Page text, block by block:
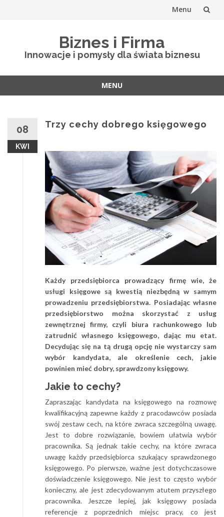
Menu
Biznes i Firma
Innowacje i pomysły dla świata biznesu
MENU
08
KWI
Trzy cechy dobrego księgowego
Każdy przedsiębiorca prowadzący firmę wie, że
usługi księgowe są kwestią niezbędną w samym
prowadzeniu przedsiębiorstwa. Posiadając własne
przedsiębiorstwo można skorzystać z usług
zewnętrznej firmy, czyli biura rachunkowego lub
zatrudnić własnego księgowego, dając mu etat.
Decydując się na tą drugą opcję nie wystarczy sam
wybór kandydata, ale określenie cech, jakie
powinien mieć dobry, sprawdzony księgowy.
Jakie to cechy?
Zapraszając kandydata na księgowego na rozmowę
kwalifikacyjną zapewne każdy z pracodawców posiada
swój zestaw cech, na które zwraca szczególną uwagę.
Jest to dobre rozwiązanie, bowiem ułatwia wybór
pracownika. Są jednak takie cechy, na które zwraca
uwagę każdy przedsiębiorca szukający sprawdzonego
księgowego. Po pierwsze, ważne jest dotychczasowe
doświadczenie księgowego. Nie jest to często wybór
konieczny, ale jest zdecydowanym atutem przyszłego
pracownika. Jeszcze lepiej, jak księgowy posiada
referencje z poprzednich miejsc pracy, co jest